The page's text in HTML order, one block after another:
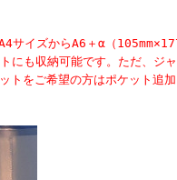
サイズからA6＋α（
にも収納可能です。ただ、ジ
をご希望の方はポケット追加